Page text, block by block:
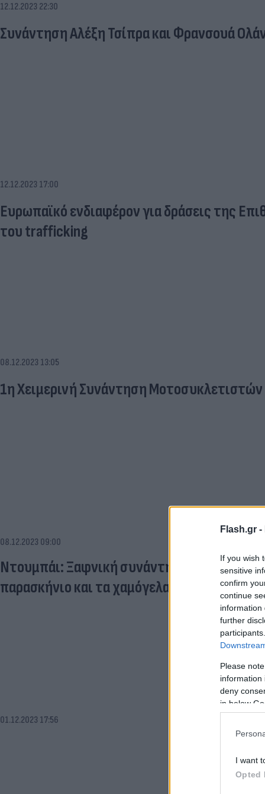
Flash.gr -
If you wish
sensitive
confirm
continue
information
further
Please
information
deny
in below
I want
Opted
12.12.2023 22:30
Συνάντηση Αλέξη Τσίπρα και Φρανσουά
12.12.2023 17:00
Ευρωπαϊκό ενδιαφέρον για δράσεις της
του trafficking
08.12.2023 13:05
1η Χειμερινή Συνάντηση Μοτοσυκλετιστών
08.12.2023 09:00
Ντουμπάι: Ξαφνική συνάντηση Μητσοτάκη
παρασκήνιο και τα χαμόγελα
01.12.2023 17:56